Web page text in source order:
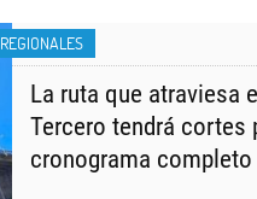
REGIONALES
La ruta que atraviesa
Tercero tendrá cortes
cronograma completo